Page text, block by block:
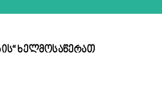
ხელმოსაწერათ